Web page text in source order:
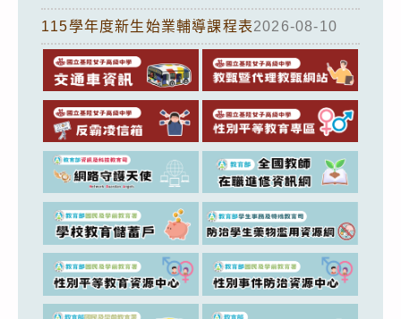
115學年度新生始業輔導課程表2026-08-10